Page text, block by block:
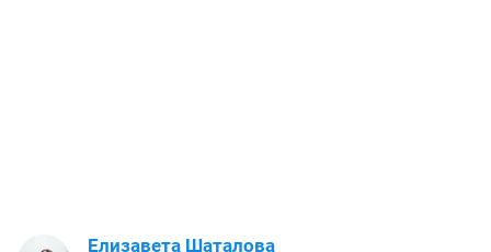
Елизавета Шаталова